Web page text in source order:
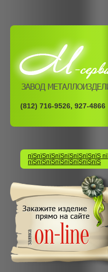
(812) 716-9526, 927-4866
пїЅпїЅпїЅпїЅпїЅпїЅпїЅпїЅ
пїЅпїЅпїЅпїЅпїЅпїЅпїЅпїЅ